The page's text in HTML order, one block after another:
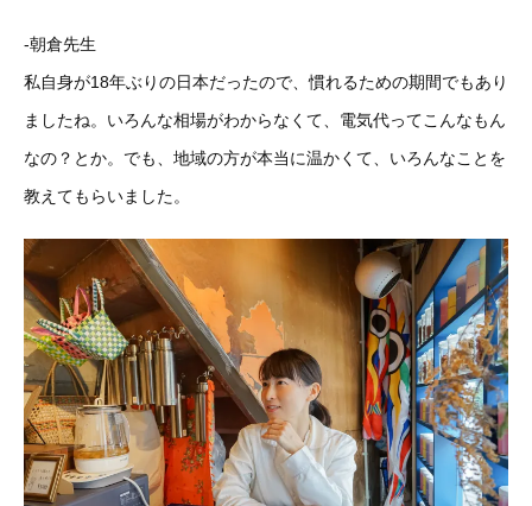
-朝倉先生
私自身が18年ぶりの日本だったので、慣れるための期間でもあり
ましたね。いろんな相場がわからなくて、電気代ってこんなもん
なの？とか。でも、地域の方が本当に温かくて、いろんなことを
教えてもらいました。